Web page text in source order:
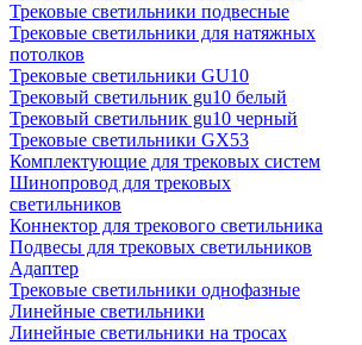
Трековые светильники подвесные
Трековые светильники для натяжных
потолков
Трековые светильники GU10
Трековый светильник gu10 белый
Трековый светильник gu10 черный
Трековые светильники GX53
Комплектующие для трековых систем
Шинопровод для трековых
светильников
Коннектор для трекового светильника
Подвесы для трековых светильников
Адаптер
Трековые светильники однофазные
Линейные светильники
Линейные светильники на тросах